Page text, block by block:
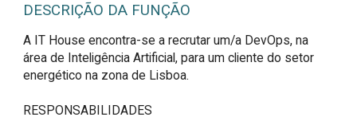
DESCRIÇÃO DA FUNÇÃO
A IT House encontra-se a recrutar um/a DevOps, na
área de Inteligência Artificial, para um cliente do setor
energético na zona de Lisboa.
RESPONSABILIDADES